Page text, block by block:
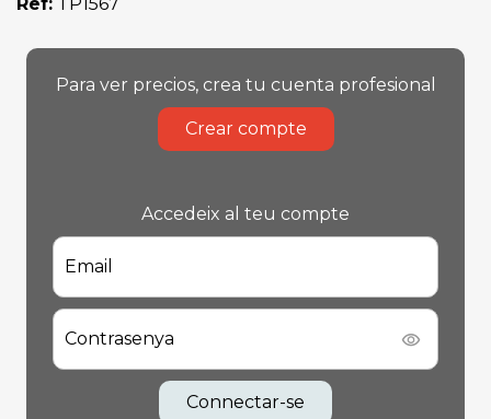
Para ver precios, crea tu cuenta profesional
Crear compte
Accedeix al teu compte
Email
Contrasenya
Connectar-se